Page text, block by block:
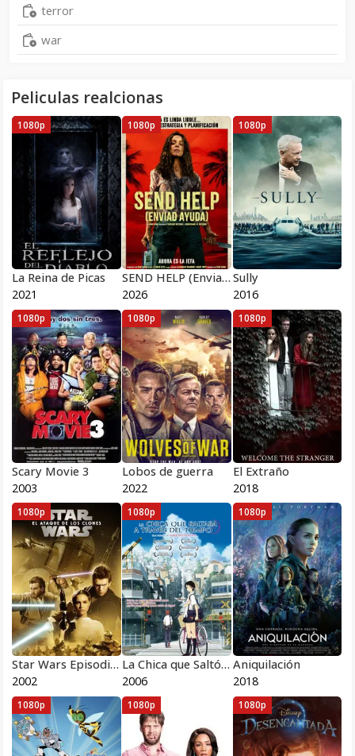
terror
war
Peliculas realcionas
La Reina de Picas
2021
1080p
SEND HELP (Enviad ayuda) 2026
2026
1080p
Sully
2016
1080p
Scary Movie 3
2003
1080p
Lobos de guerra
2022
1080p
El Extraño
2018
1080p
Star Wars Episodio 2 El ataque de los Clones Películas Completa HD 1080p [MEGA] [LATINO]v
2002
1080p
La Chica que Saltó a Través del Tiempo
2006
1080p
Aniquilación
2018
1080p
1080p 1080p 1080p